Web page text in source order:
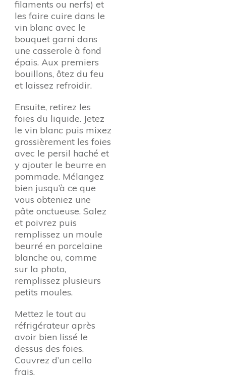
filaments ou nerfs) et
les faire cuire dans le
vin blanc avec le
bouquet garni dans
une casserole à fond
épais. Aux premiers
bouillons, ôtez du feu
et laissez refroidir.
Ensuite, retirez les
foies du liquide. Jetez
le vin blanc puis mixez
grossièrement les foies
avec le persil haché et
y ajouter le beurre en
pommade. Mélangez
bien jusqu’à ce que
vous obteniez une
pâte onctueuse. Salez
et poivrez puis
remplissez un moule
beurré en porcelaine
blanche ou, comme
sur la photo,
remplissez plusieurs
petits moules.
Mettez le tout au
réfrigérateur après
avoir bien lissé le
dessus des foies.
Couvrez d’un cello
frais.